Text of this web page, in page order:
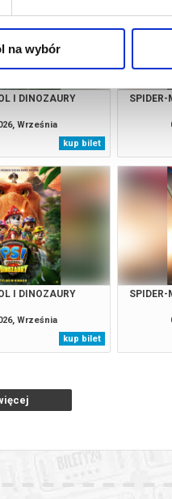
na wybór
I DINOZAURY
Września
kup bilet
SPIDER-
I DINOZAURY
Września
kup bilet
SPIDER-